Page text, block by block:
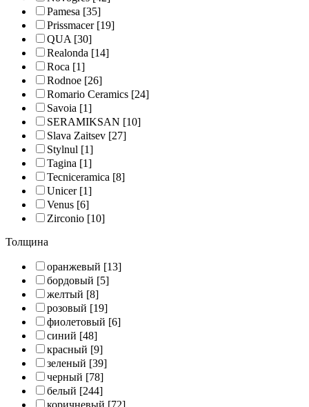
Pamesa [35]
Prissmacer[19]
QUA[30]
Realonda [14]
Roca [1]
Rodnoe [26]
Romario Ceramics [24]
Savoia [1]
SERAMIKSAN [10]
Slava Zaitsev [27]
Stylnul [1]
Tagina [1]
Tecniceramica [8]
Unicer[1]
Venus [6]
Zirconio [10]
Толщина
оранжевый [13]
бордовый [5]
желтый [8]
розовый [19]
фиолетовый [6]
синий [48]
красный [9]
зеленый [39]
черный [78]
белый [244]